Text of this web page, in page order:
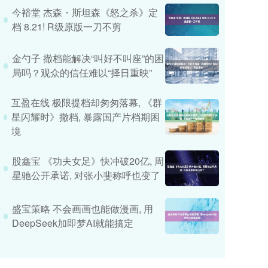
今裕堂 杰森・斯坦森《怒之杀》定
档 8.21! R级原版一刀不剪
金勺子 撤档能解决“叫好不叫座”的困
局吗？观众的信任难以“择日重映”
互盈在线 极限提档却匆匆落幕, 《群
星闪耀时》撤档, 暴露国产片档期困
境
股鑫宝 《功夫女足》快冲破20亿, 周
星驰公开承诺, 对张小斐称呼也变了
盛宝策略 不会画画也能做漫画, 用
DeepSeek加即梦AI就能搞定